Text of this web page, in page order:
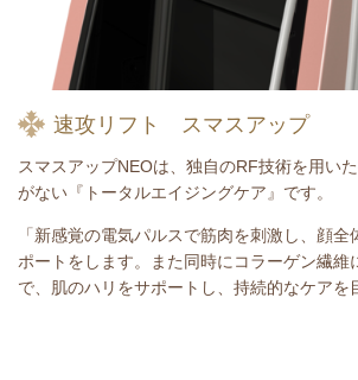
速攻リフト スマスアップ
スマスアップNEOは、独自のRF技術を用い
がない『トータルエイジングケア』です。
「新感覚の電気パルスで筋肉を刺激し、顔
ポートをします。また同時にコラーゲン繊維
で、肌のハリをサポートし、持続的なケアを